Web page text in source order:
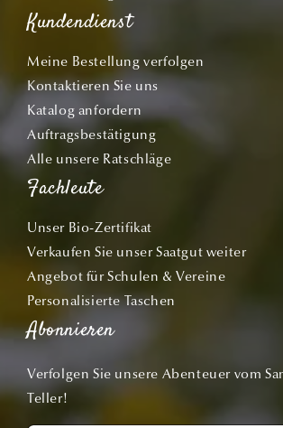
Kundendienst
Meine Bestellung verfolgen
Kontaktieren Sie uns
Katalog anfordern
Auftragsbestätigung
Alle unsere Ratschläge
Fachleute
Unser Bio-Zertifikat
Verkaufen Sie unser Saatgut weiter
Angebot für Schulen & Vereine
Personalisierte Taschen
Abonnieren
Verfolgen Sie unsere Abenteuer vom
Teller!